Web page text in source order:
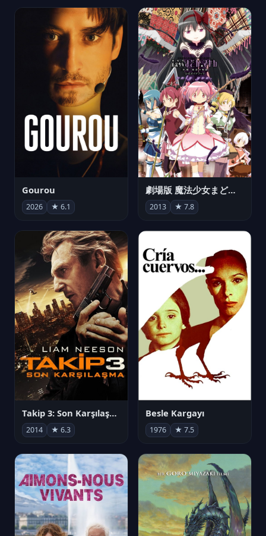
Gourou
2026 ★ 6.1
劇場版 魔法少女まどか☆マギカ[新編]叛逆の物語
2013 ★ 7.8
Takip 3: Son Karşılaşma
2014 ★ 6.3
Besle Kargayı
1976 ★ 7.5